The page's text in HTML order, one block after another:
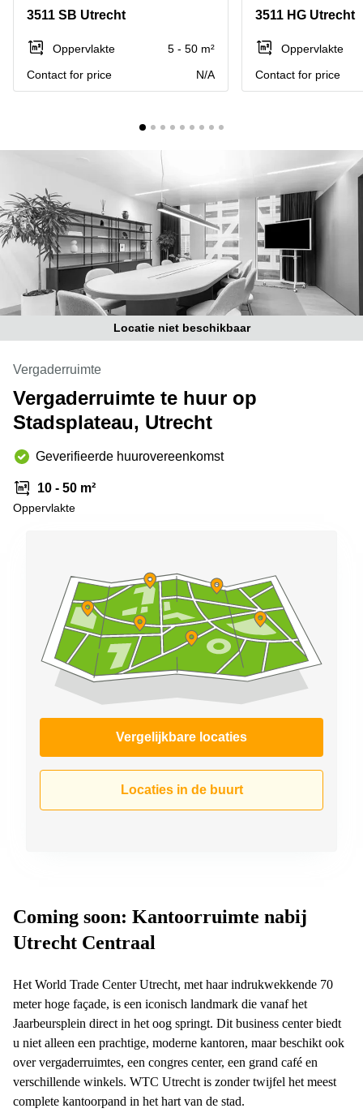
Hengelo
Hilversum
Hoofddorp
Tiel
Zwolle
Amsterdam
Westpoort
Reeuwijk
Business
Arnhem
Westpoort
center
Hilversum
Business
center
Den
Haag
Coworking
space
Coworking
Arnhem
Kantoorruimte
in Arnhem
space
Coworking
space
Kantoor
Huren
Hengelo
Bedrijfsruimte
Huren in
3511 SB Utrecht
Oppervlakte
5 - 50 m²
Contact for price
N/A
3511 HG Utrecht
Oppervlakte
Contact for price
Locatie niet beschikbaar
Vergaderruimte
Vergaderruimte te huur op
Stadsplateau, Utrecht
Geverifieerde huurovereenkomst
10 - 50 m²
Oppervlakte
Vergelijkbare locaties
Locaties in de buurt
Coming soon: Kantoorruimte nabij
Utrecht Centraal
Het World Trade Center Utrecht, met haar indrukwekkende 70
meter hoge façade, is een iconisch landmark die vanaf het
Jaarbeursplein direct in het oog springt. Dit business center biedt
u niet alleen een prachtige, moderne kantoren, maar beschikt ook
over vergaderruimtes, een congres center, een grand café en
verschillende winkels. WTC Utrecht is zonder twijfel het meest
complete kantoorpand in het hart van de stad.